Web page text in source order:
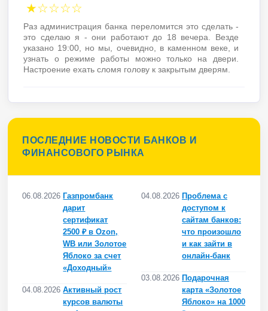
★☆☆☆☆
Раз администрация банка переломится это сделать -
это сделаю я - они работают до 18 вечера. Везде
указано 19:00, но мы, очевидно, в каменном веке, и
узнать о режиме работы можно только на двери.
Настроение ехать сломя голову к закрытым дверям.
ПОСЛЕДНИЕ НОВОСТИ БАНКОВ И
ФИНАНСОВОГО РЫНКА
06.08.2026 Газпромбанк
дарит
сертификат
2500 ₽ в Ozon,
WB или Золотое
Яблоко за счет
«Доходный»
04.08.2026Активный рост
курсов валюты
04.08.2026 Проблема с
доступом к
сайтам банков:
что произошло
и как зайти в
онлайн-банк
03.08.2026 Подарочная
карта «Золотое
Яблоко» на 1000